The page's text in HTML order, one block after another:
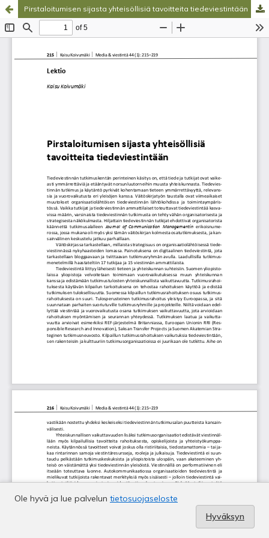
Pirstaloitumisen sijasta yhteisöllisiä tavoitteita tiedeviestintään
Ole hyvä ja lue palvelun tietosuojaseloste
Hyväksyn
Palvelua ylläpitääTieteellisten seurain valtuuskunta